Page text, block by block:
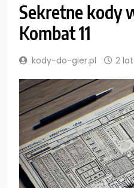
Sekretne kody
Kombat 11
kody-do-gier.pl 2